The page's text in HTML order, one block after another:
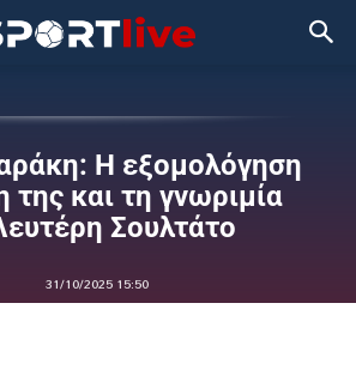
Η εξομολόγηση
της και τη γνωριμία
Σουλτάτο
31/10/2025 15:50